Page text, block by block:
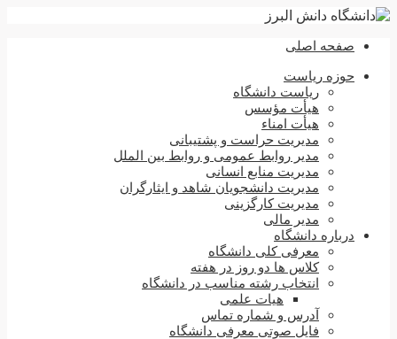
صفحه اصلی
حوزه ریاست
ریاست دانشگاه
هیأت مؤسس
هیأت امناء
مدیریت حراست و پشتیبانی
مدیر روابط عمومی و روابط بین الملل
مدیریت منابع انسانی
مدیریت دانشجویان شاهد و ایثارگران
مدیریت کارگزینی
مدیر مالی
درباره دانشگاه
معرفی کلی دانشگاه
کلاس ها دو روز در هفته
انتخاب رشته مناسب در دانشگاه
هیات علمی
آدرس و شماره تماس
فایل صوتی معرفی دانشگاه